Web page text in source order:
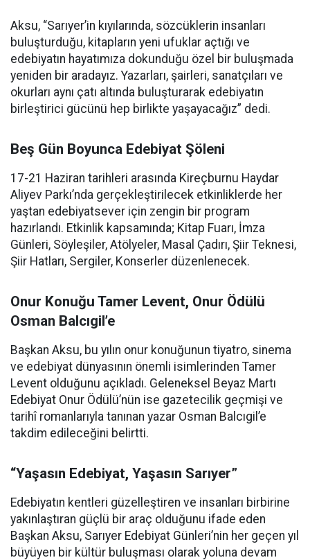
Aksu, “Sarıyer’in kıyılarında, sözcüklerin insanları
buluşturduğu, kitapların yeni ufuklar açtığı ve
edebiyatın hayatımıza dokunduğu özel bir buluşmada
yeniden bir aradayız. Yazarları, şairleri, sanatçıları ve
okurları aynı çatı altında buluşturarak edebiyatın
birleştirici gücünü hep birlikte yaşayacağız” dedi.
Beş Gün Boyunca Edebiyat Şöleni
17-21 Haziran tarihleri arasında Kireçburnu Haydar
Aliyev Parkı’nda gerçekleştirilecek etkinliklerde her
yaştan edebiyatsever için zengin bir program
hazırlandı. Etkinlik kapsamında; Kitap Fuarı, İmza
Günleri, Söyleşiler, Atölyeler, Masal Çadırı, Şiir Teknesi,
Şiir Hatları, Sergiler, Konserler düzenlenecek.
Onur Konuğu Tamer Levent, Onur Ödülü
Osman Balcıgil’e
Başkan Aksu, bu yılın onur konuğunun tiyatro, sinema
ve edebiyat dünyasının önemli isimlerinden Tamer
Levent olduğunu açıkladı. Geleneksel Beyaz Martı
Edebiyat Onur Ödülü’nün ise gazetecilik geçmişi ve
tarihî romanlarıyla tanınan yazar Osman Balcıgil’e
takdim edileceğini belirtti.
“Yaşasın Edebiyat, Yaşasın Sarıyer”
Edebiyatın kentleri güzelleştiren ve insanları birbirine
yakınlaştıran güçlü bir araç olduğunu ifade eden
Başkan Aksu, Sarıyer Edebiyat Günleri’nin her geçen yıl
büyüyen bir kültür buluşması olarak yoluna devam